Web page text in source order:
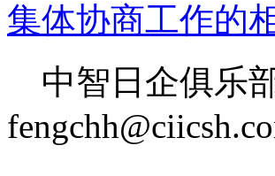
集体协商工作的
中智日企俱乐